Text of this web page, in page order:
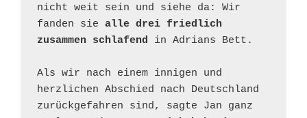
nicht weit sein und siehe da: Wir
fanden sie alle drei friedlich
zusammen schlafend in Adrians Bett.
Als wir nach einem innigen und
herzlichen Abschied nach Deutschland
zurückgefahren sind, sagte Jan ganz